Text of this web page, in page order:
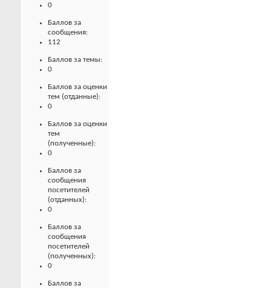
0
Баллов за
сообщения:
112
Баллов за темы:
0
Баллов за оценки
тем (отданные):
0
Баллов за оценки
тем
(полученные):
0
Баллов за
сообщения
посетителей
(отданных):
0
Баллов за
сообщения
посетителей
(полученных):
0
Баллов за